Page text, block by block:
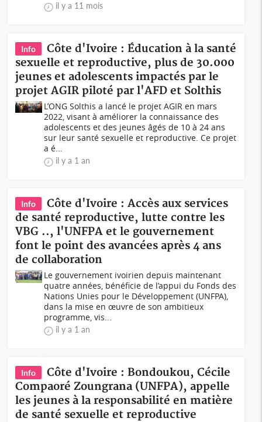
il y a 11 mois
Info
Côte d'Ivoire : Éducation à la santé
sexuelle et reproductive, plus de 30.000
jeunes et adolescents impactés par le
projet AGIR piloté par l'AFD et Solthis
L’ONG Solthis a lancé le projet AGIR en mars
2022, visant à améliorer la connaissance des
adolescents et des jeunes âgés de 10 à 24 ans
sur leur santé sexuelle et reproductive. Ce projet
a é...
il y a 1 an
Info
Côte d'Ivoire : Accès aux services
de santé reproductive, lutte contre les
VBG .., l'UNFPA et le gouvernement
font le point des avancées après 4 ans
de collaboration
Le gouvernement ivoirien depuis maintenant
quatre années, bénéficie de l’appui du Fonds des
Nations Unies pour le Développement (UNFPA),
dans la mise en œuvre de son ambitieux
programme, vis...
il y a 1 an
Info
Côte d'Ivoire : Bondoukou, Cécile
Compaoré Zoungrana (UNFPA), appelle
les jeunes à la responsabilité en matière
de santé sexuelle et reproductive